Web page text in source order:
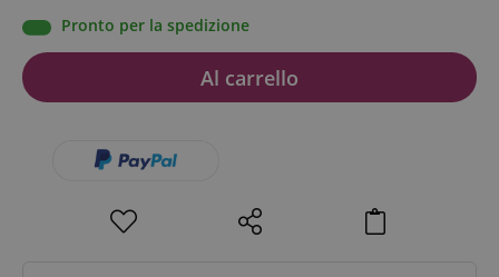
Pronto per la spedizione
Al carrello